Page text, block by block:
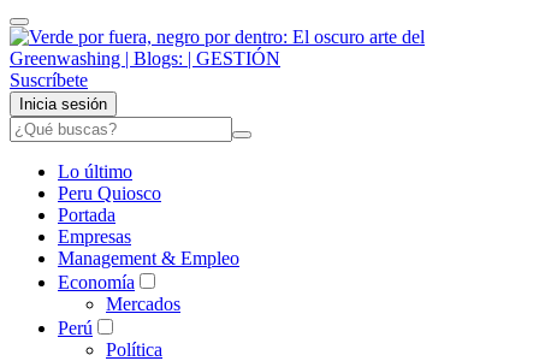
Suscríbete
Inicia sesión
Lo último
Peru Quiosco
Portada
Empresas
Management & Empleo
Economía
Mercados
Perú
Política